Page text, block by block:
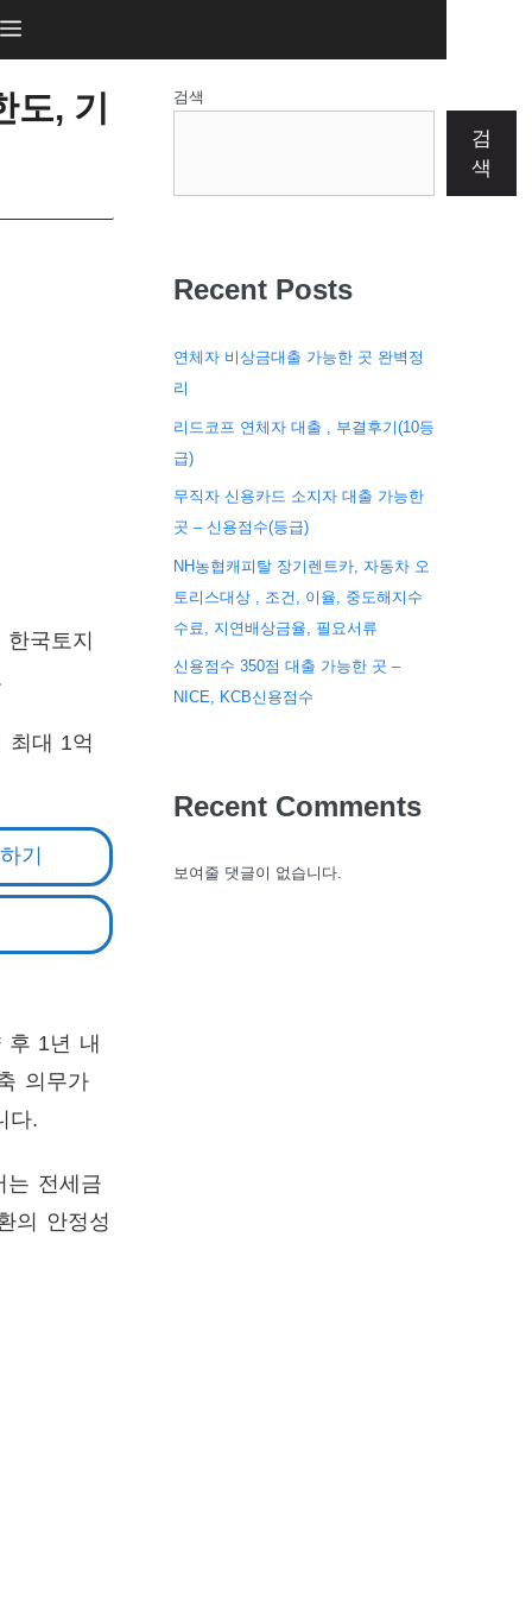
, 기
국토지
최대 1억
기
후 1년 내
의무가
다.
는 전세금
의 안정성
검색
검
색
Recent Posts
연체자 비상금대출 가능한 곳 완벽정
리
리드코프 연체자 대출 , 부결후기(10등
급)
무직자 신용카드 소지자 대출 가능한
곳 – 신용점수(등급)
NH농협캐피탈 장기렌트카, 자동차 오
토리스대상 , 조건, 이율, 중도해지수
수료, 지연배상금율, 필요서류
신용점수 350점 대출 가능한 곳 –
NICE, KCB신용점수
Recent Comments
보여줄 댓글이 없습니다.